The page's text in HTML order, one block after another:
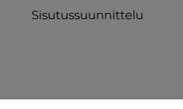
Sisutussuunnittelu